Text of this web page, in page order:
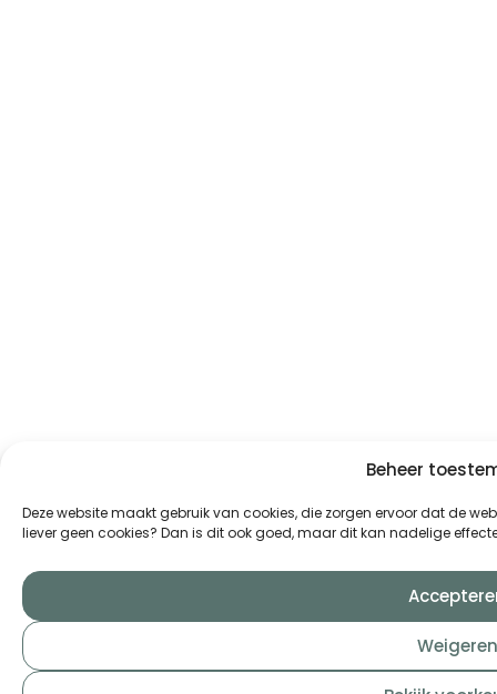
Beheer
Deze website maakt gebruik van cookies, die zorgen ervoor dat de
liever geen cookies? Dan is dit ook goed, maar dit kan nadelige
Weigeren